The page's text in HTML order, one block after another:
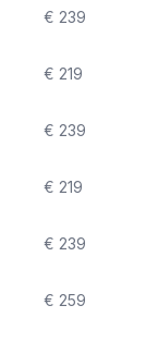
€ 239
€ 219
€ 239
€ 219
€ 239
€ 259